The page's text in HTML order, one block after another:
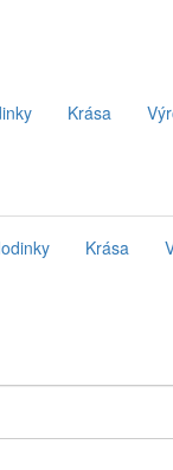
Krása
Krása